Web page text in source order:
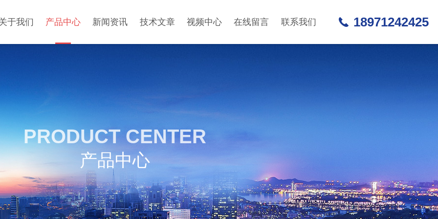
于我们 产品中心 新闻资讯 技术文章 视频中心 在线留言 联系我们 18971242425
PRODUCT CENTER
产品中心